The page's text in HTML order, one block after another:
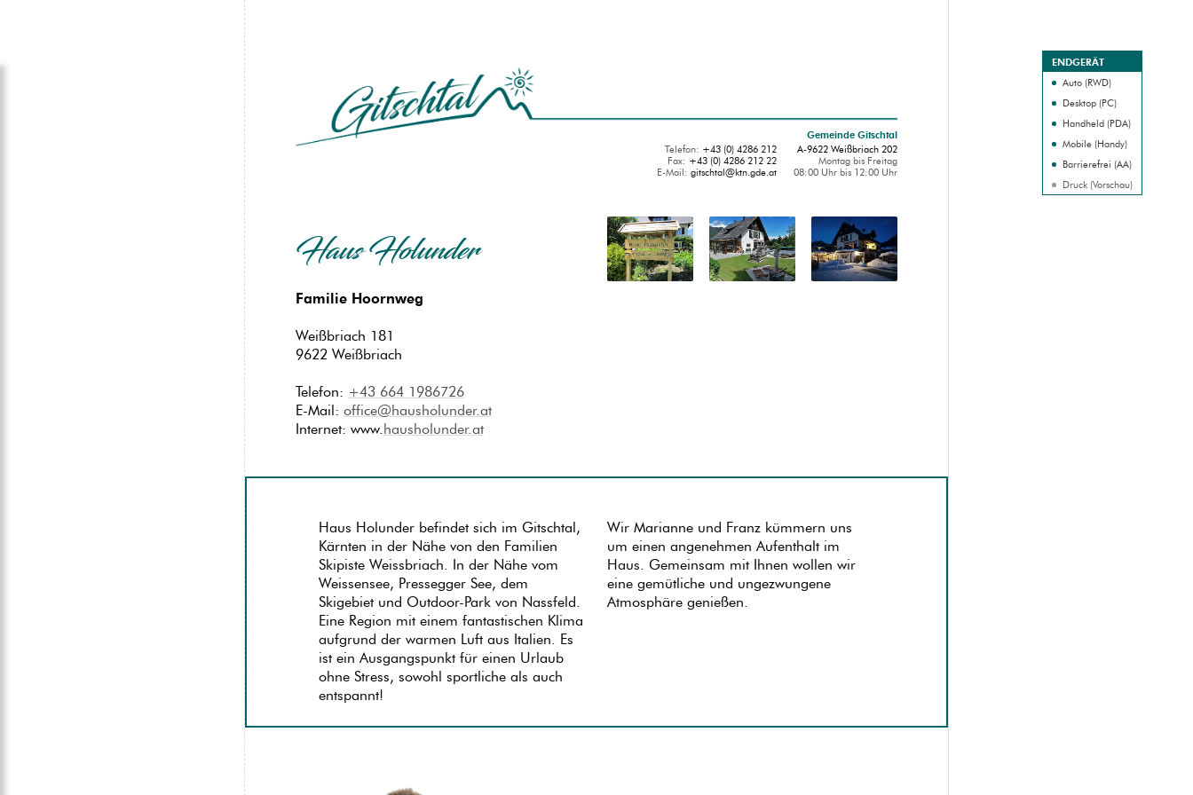
ENDGERÄT
Auto (RWD)
Desktop (PC)
Handheld (PDA)
Mobile (Handy)
Barrierefrei (AA)
Druck (Vorschau)
Gemeinde Gitschtal
Telefon: +43 (0) 4286 212
Fax: +43 (0) 4286 212 22
E-Mail: gitschtal@ktn.gde.at
A-9622 Weißbriach 202
Montag bis Freitag
08:00 Uhr bis 12:00 Uhr
Haus Holunder
Familie Hoornweg
Weißbriach 181
9622 Weißbriach
Telefon: +43 664 1986726
E-Mail: office
no
@
spam
hausholunder.at
Internet: www.hausholunder.at
Haus Holunder befindet sich im Gitschtal,
Kärnten in der Nähe von den Familien
Skipiste Weissbriach. In der Nähe vom
Weissensee, Pressegger See, dem
Skigebiet und Outdoor-Park von Nassfeld.
Eine Region mit einem fantastischen Klima
aufgrund der warmen Luft aus Italien. Es
ist ein Ausgangspunkt für einen Urlaub
ohne Stress, sowohl sportliche als auch
entspannt!
Wir Marianne und Franz kümmern uns
um einen angenehmen Aufenthalt im
Haus. Gemeinsam mit Ihnen wollen wir
eine gemütliche und ungezwungene
Atmosphäre genießen.